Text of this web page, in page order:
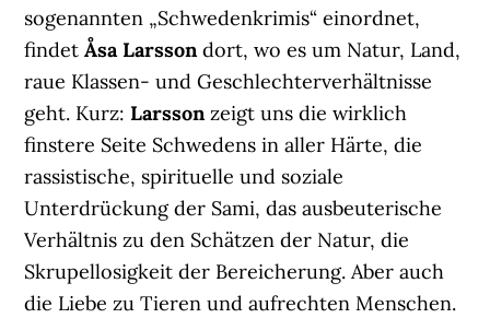
sogenannten „Schwedenkrimis“ einordnet,
findetÅsa Larssondort, wo es um Natur, Land,
raue Klassen- und Geschlechterverhältnisse
geht. Kurz: Larsson zeigt uns die wirklich
finstere Seite Schwedens in aller Härte, die
rassistische, spirituelle und soziale
Unterdrückung der Sami, das ausbeuterische
Verhältnis zu den Schätzen der Natur, die
Skrupellosigkeit der Bereicherung. Aber auch
die Liebe zu Tieren und aufrechten Menschen.